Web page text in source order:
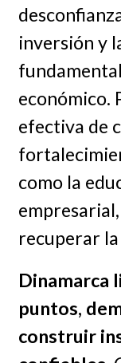
inversión y
económico.
efectiva de
como la
recuperar
Dinamarca
puntos,
construir